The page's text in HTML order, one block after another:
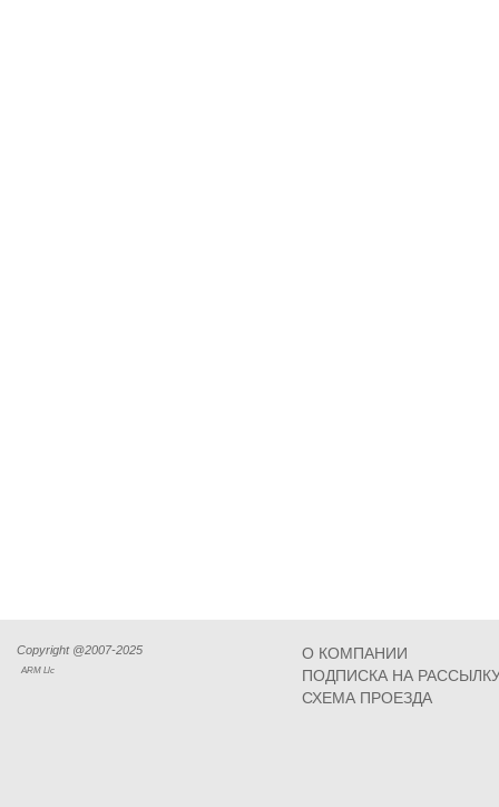
Copyright @2007-2025
ARM Llc
О КОМПАНИИ
ПОДПИСКА НА
СХЕМА ПРОЕЗДА